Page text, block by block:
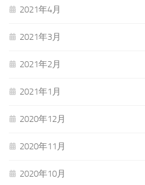
2021年4月
2021年3月
2021年2月
2021年1月
2020年12月
2020年11月
2020年10月